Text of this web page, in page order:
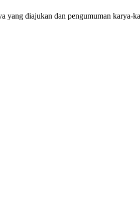
yang diajukan dan pengumuman karya-